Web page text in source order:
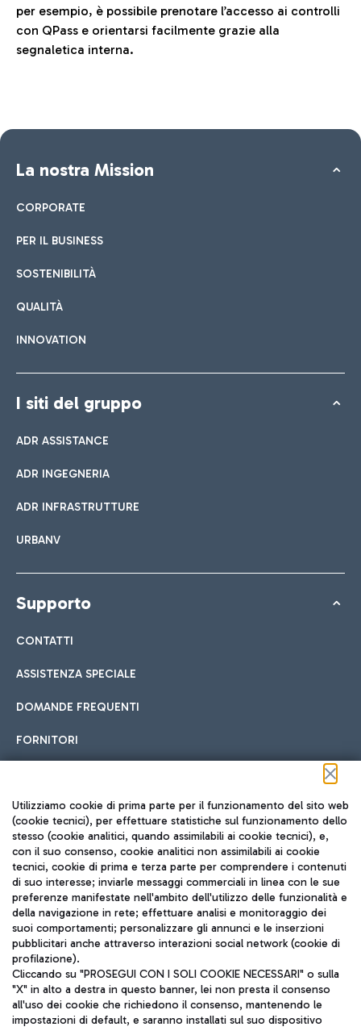
per esempio, è possibile prenotare l’accesso ai controlli
con QPass e orientarsi facilmente grazie alla
segnaletica interna.
La nostra Mission
CORPORATE
PER IL BUSINESS
SOSTENIBILITÀ
QUALITÀ
INNOVATION
I siti del gruppo
ADR ASSISTANCE
ADR INGEGNERIA
ADR INFRASTRUTTURE
URBANV
Supporto
CONTATTI
ASSISTENZA SPECIALE
DOMANDE FREQUENTI
FORNITORI
Seguici sui social
TRAVEL JOURNAL
ITA
Utilizziamo cookie di prima parte per il funzionamento del sito web
(cookie tecnici), per effettuare statistiche sul funzionamento dello
stesso (cookie analitici, quando assimilabili ai cookie tecnici), e,
con il suo consenso, cookie analitici non assimilabili ai cookie
tecnici, cookie di prima e terza parte per comprendere i contenuti
di suo interesse; inviarle messaggi commerciali in linea con le sue
preferenze manifestate nell'ambito dell'utilizzo delle funzionalità e
della navigazione in rete; effettuare analisi e monitoraggio dei
suoi comportamenti; personalizzare gli annunci e le inserzioni
pubblicitari anche attraverso interazioni social network (cookie di
profilazione).
Cliccando su "PROSEGUI CON I SOLI COOKIE NECESSARI" o sulla
"X" in alto a destra in questo banner, lei non presta il consenso
all'uso dei cookie che richiedono il consenso, mantenendo le
impostazioni di default, e saranno installati sul suo dispositivo